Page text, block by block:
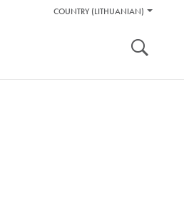
Pagalbos
COUNTRY (LITHUANIAN)